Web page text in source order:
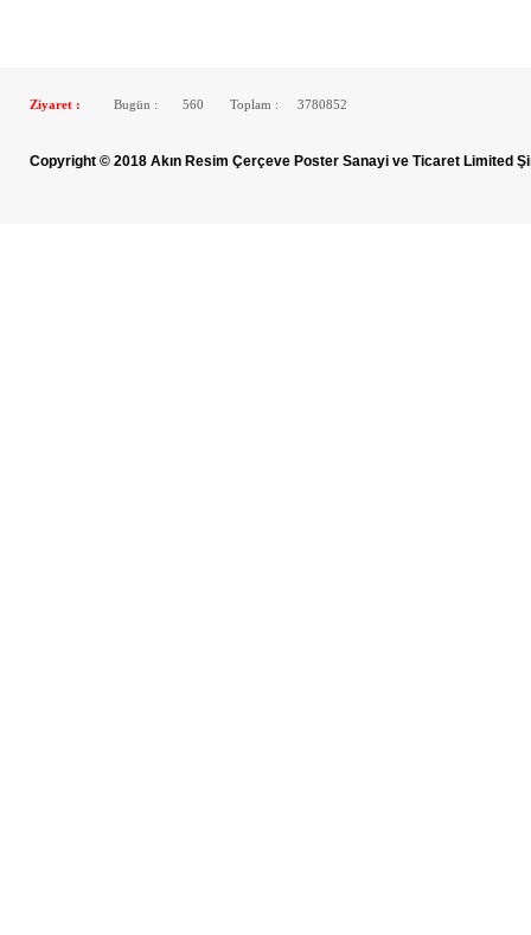
Ziyaret : Bugün : 560 Toplam : 3780852
Copyright © 2018 Akın Resim Çerçeve Poster Sanayi ve Ticaret Limited